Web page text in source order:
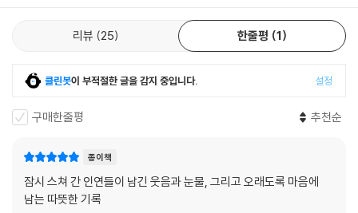
리뷰 25 한줄평 1
클린봇이 부적절한 글을 감지 중입니다. 설정
구매한줄평 추천순
종이책
잠시 스쳐 간 인연들이 남긴 웃음과 눈물, 그리고 오래도록 마음에
남는 따뜻한 기록